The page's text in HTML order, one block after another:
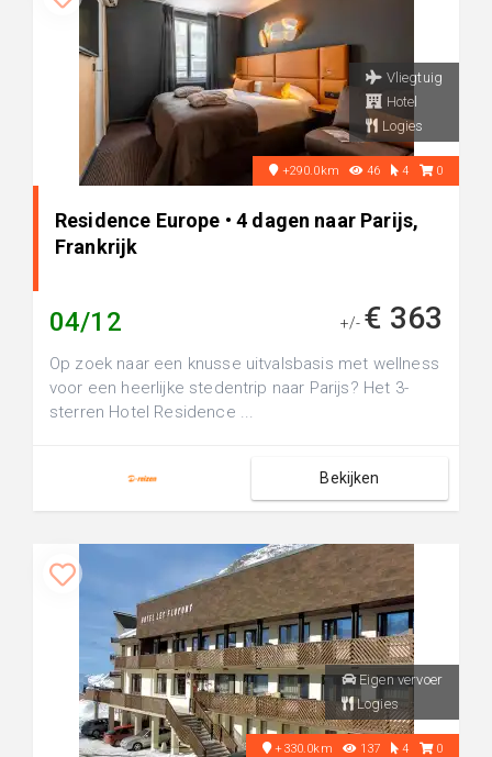
Vliegtuig
Hotel
Logies
+290.0km 46 4 0
Residence Europe • 4 dagen naar Parijs,
Frankrijk
04/12 +/- € 363
Op zoek naar een knusse uitvalsbasis met wellness
voor een heerlijke stedentrip naar Parijs? Het 3-
sterren Hotel Residence ...
Bekijken
Eigen vervoer
Logies
+330.0km 137 4 0